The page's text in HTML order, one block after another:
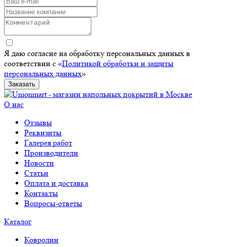
Я даю согласие на обработку персональных данных в
соответствии с «Политикой обработки и защиты
персональных данных»
Заказать
О нас
Отзывы
Реквизиты
Галерея работ
Производители
Новости
Статьи
Оплата и доставка
Контакты
Вопросы-ответы
Каталог
Ковролин